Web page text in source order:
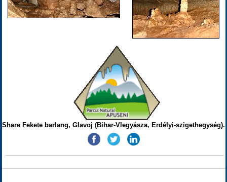
Share Fekete barlang, Glavoj (Bihar-Vlegyásza, Erdélyi-szigethegység).